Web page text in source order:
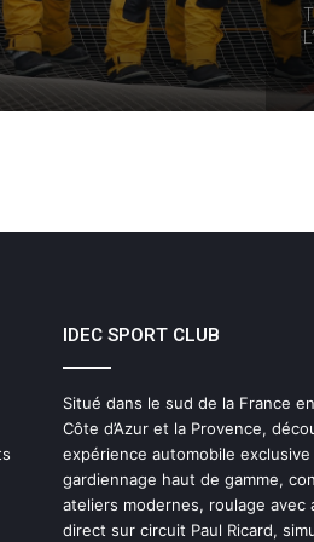
IDEC SPORT CLUB
Situé dans le sud de la France
Côte d’Azur et la Provence,
expérience automobile exclusive
gardiennage haut de gamme,
ateliers modernes, roulage avec
direct sur circuit Paul Ricard,